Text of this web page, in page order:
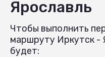
Ярославль
Чтобы выполнить
маршруту Иркутск -
будет: